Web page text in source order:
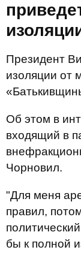
Президент
изоляции от
Об этом в
входящий в
Чорновил.
"Для меня
правил,
бы к полной